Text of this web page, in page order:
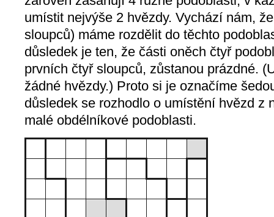
umístit nejvýše 2 hvězdy. Vychází nám,
sloupců) máme rozdělit do těchto
důsledek je ten, že části oněch čtyř
prvních čtyř sloupců, zůstanou prázdné.
žádné hvězdy.) Proto si je označíme
důsledek se rozhodlo o umístění hvězd z
malé obdélníkové podoblasti.